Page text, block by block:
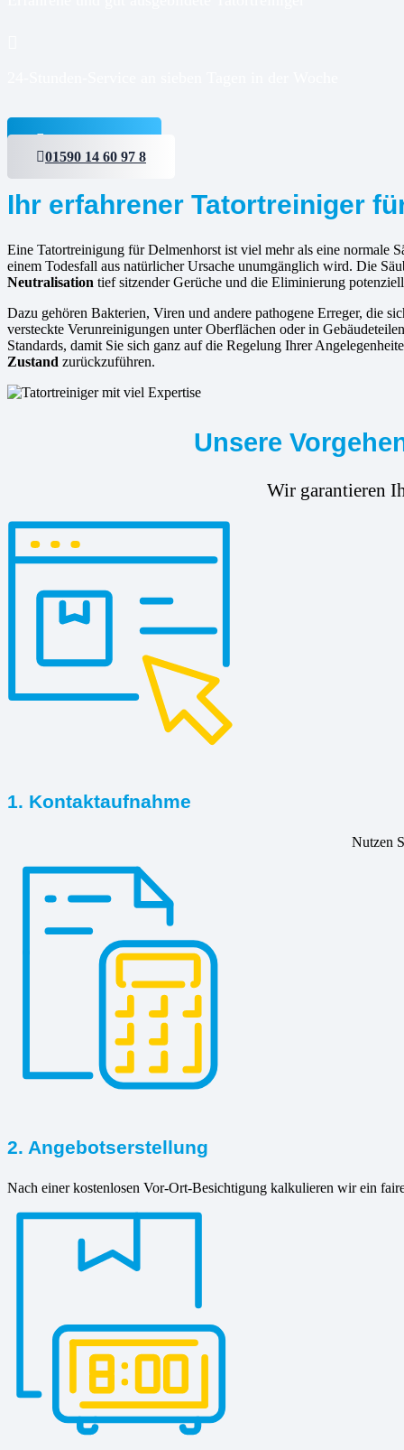
Jetzt anfragen
01590 14 60 97 8
Ihr erfahrener Tatortreiniger
Eine Tatortreinigung für Delmenhorst ist viel mehr als eine normale
einem Todesfall aus natürlicher Ursache unumgänglich wird. Die
Neutralisation tief sitzender Gerüche und die Eliminierung
Dazu gehören Bakterien, Viren und andere pathogene Erreger, die
versteckte Verunreinigungen unter Oberflächen oder in
Standards, damit Sie sich ganz auf die Regelung Ihrer
Zustand zurückzuführen.
Unsere
Wir garantieren
1. Kontaktaufnahme
Nutzen
2. Angebotserstellung
Nach einer kostenlosen Vor-Ort-Besichtigung kalkulieren wir ein